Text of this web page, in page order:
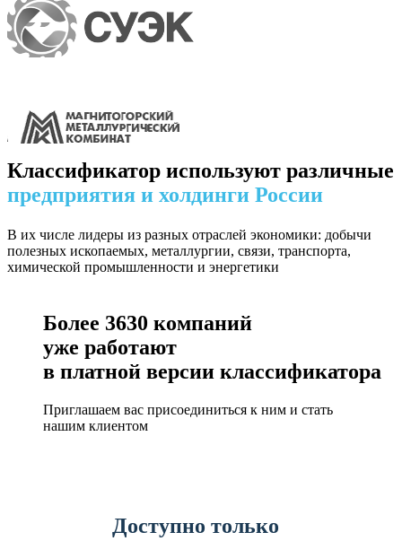
Классификатор используют различные
предприятия и холдинги России
В их числе лидеры из разных отраслей экономики: добычи
полезных ископаемых, металлургии, связи, транспорта,
химической промышленности и энергетики
Более 3630 компаний
уже работают
в платной версии классификатора
Приглашаем вас присоединиться к ним и стать
нашим клиентом
Доступно только